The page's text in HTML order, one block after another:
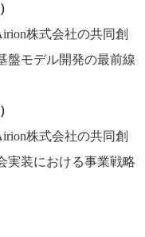
株式会社の共同創
盤モデル開発の最前線
株式会社の共同創
実装における事業戦略